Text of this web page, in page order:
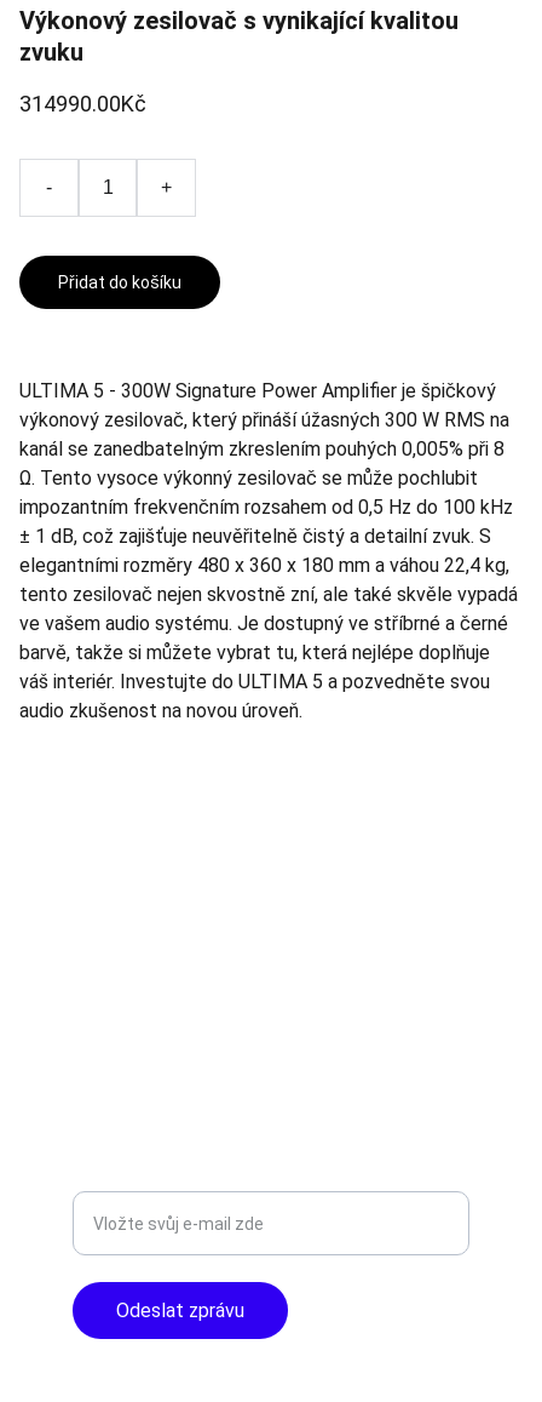
Výkonový zesilovač s vynikající kvalitou
zvuku
314990.00Kč
- +
Přidat do košíku
ULTIMA 5 - 300W Signature Power Amplifier je špičkový
výkonový zesilovač, který přináší úžasných 300 W RMS na
kanál se zanedbatelným zkreslením pouhých 0,005% při 8
Ω. Tento vysoce výkonný zesilovač se může pochlubit
impozantním frekvenčním rozsahem od 0,5 Hz do 100 kHz
± 1 dB, což zajišťuje neuvěřitelně čistý a detailní zvuk. S
elegantními rozměry 480 x 360 x 180 mm a váhou 22,4 kg,
tento zesilovač nejen skvostně zní, ale také skvěle vypadá
ve vašem audio systému. Je dostupný ve stříbrné a černé
barvě, takže si můžete vybrat tu, která nejlépe doplňuje
váš interiér. Investujte do ULTIMA 5 a pozvedněte svou
audio zkušenost na novou úroveň.
Odeslat zprávu